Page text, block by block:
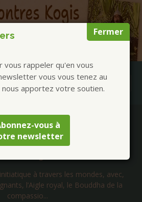
Fermer
rappeler qu'en vous
vous vous tenez au
apportez votre soutien.
vous à
newsletter
à la Une !
Brame Tour 2026
NOS VOIX